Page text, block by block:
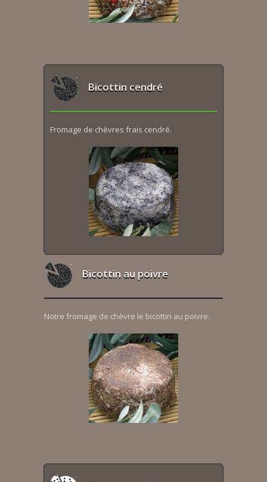
Bicottin cendré
Fromage de chèvres frais cendré.
Bicottin au poivre
Notre fromage de chèvre le bicottin au poivre.